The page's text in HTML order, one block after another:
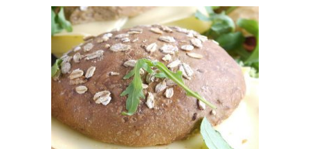
MEER INFORMATIE
SELECTEER OPTIES